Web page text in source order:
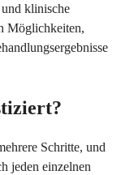
klinische
Möglichkeiten,
Schritte, und
jeden einzelnen